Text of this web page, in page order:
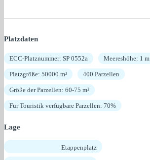
Platzdaten
ECC-Platznummer: SP 0552a Meereshöhe: 1 m
Platzgröße: 50000 m² 400 Parzellen
Größe der Parzellen: 60-75 m²
Für Touristik verfügbare Parzellen: 70%
Lage
Etappenplatz